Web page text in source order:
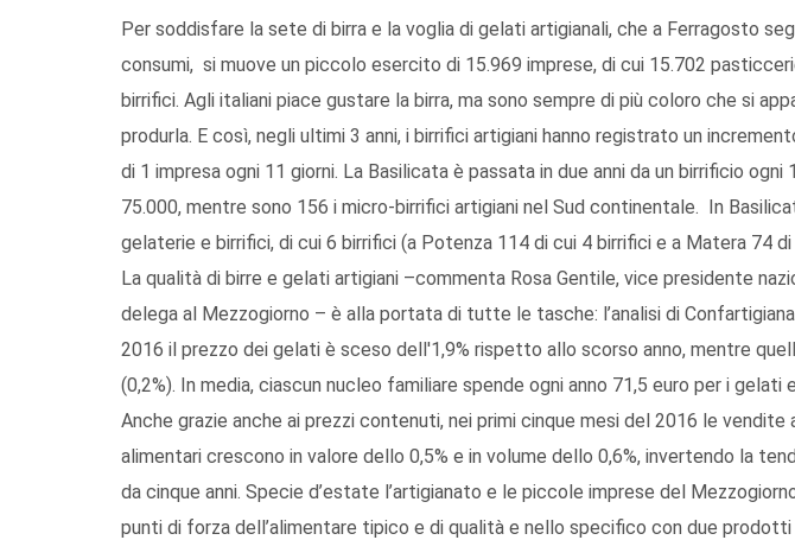
Per soddisfare la sete di birra e la voglia di gelati artigianali, che a Ferragosto
consumi, si muove un piccolo esercito di 15.969 imprese, di cui 15.702
birrifici. Agli italiani piace gustare la birra, ma sono sempre di più coloro che si
produrla. E così, negli ultimi 3 anni, i birrifici artigiani hanno registrato un
di 1 impresa ogni 11 giorni. La Basilicata è passata in due anni da un birrificio ogni
75.000, mentre sono 156 i micro-birrifici artigiani nel Sud continentale. In
gelaterie e birrifici, di cui 6 birrifici (a Potenza 114 di cui 4 birrifici e a Matera 74 di
La qualità di birre e gelati artigiani –commenta Rosa Gentile, vice presidente
delega al Mezzogiorno – è alla portata di tutte le tasche: l’analisi di
2016 il prezzo dei gelati è sceso dell'1,9% rispetto allo scorso anno, mentre
(0,2%). In media, ciascun nucleo familiare spende ogni anno 71,5 euro per i gelati
Anche grazie anche ai prezzi contenuti, nei primi cinque mesi del 2016 le
alimentari crescono in valore dello 0,5% e in volume dello 0,6%, invertendo la
da cinque anni. Specie d’estate l’artigianato e le piccole imprese del
punti di forza dell’alimentare tipico e di qualità e nello specifico con due